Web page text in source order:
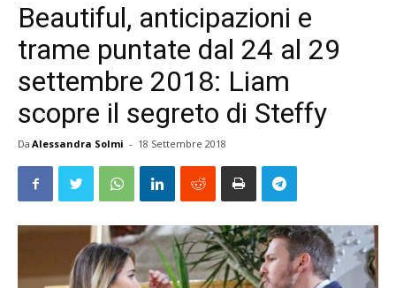
Beautiful, anticipazioni e
trame puntate dal 24 al 29
settembre 2018: Liam
scopre il segreto di Steffy
Da Alessandra Solmi - 18 Settembre 2018